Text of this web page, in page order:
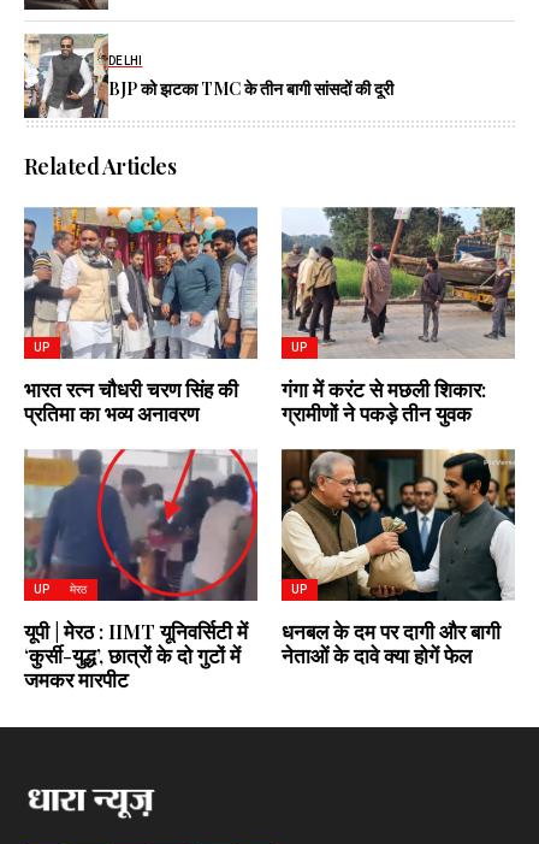
DELHI
BJP को झटका TMC के तीन बागी सांसदों की दूरी
Related Articles
UP
भारत रत्न चौधरी चरण सिंह की
प्रतिमा का भव्य अनावरण
UP
गंगा में करंट से मछली शिकार:
ग्रामीणों ने पकड़े तीन युवक
UP मेरठ
यूपी | मेरठ : IIMT यूनिवर्सिटी में
‘कुर्सी-युद्ध’, छात्रों के दो गुटों में
जमकर मारपीट
UP
धनबल के दम पर दागी और बागी
नेताओं के दावे क्या होगें फेल